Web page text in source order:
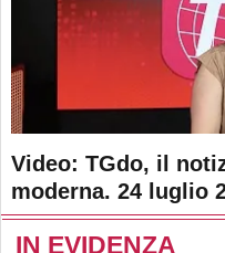
Video: TGdo, il
moderna. 24 luglio
IN EVIDENZA